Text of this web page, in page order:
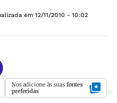
em 12/11/2010 - 10:02
Nos adicione às suas fontes
preferidas